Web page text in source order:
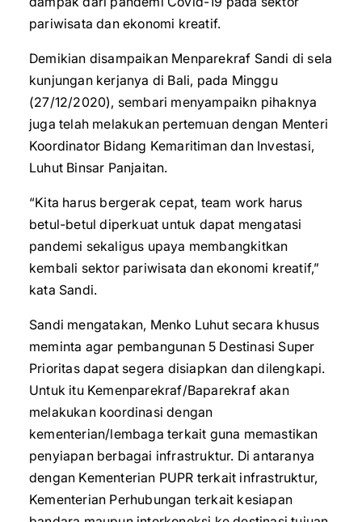
pariwisata dan ekonomi kreatif.
Demikian disampaikan Menparekraf Sandi di sela
kunjungan kerjanya di Bali, pada Minggu
(27/12/2020), sembari menyampaikn pihaknya
juga telah melakukan pertemuan dengan Menteri
Koordinator Bidang Kemaritiman dan Investasi,
Luhut Binsar Panjaitan.
“Kita harus bergerak cepat, team work harus
betul-betul diperkuat untuk dapat mengatasi
pandemi sekaligus upaya membangkitkan
kembali sektor pariwisata dan ekonomi kreatif,”
kata Sandi.
Sandi mengatakan, Menko Luhut secara khusus
meminta agar pembangunan 5 Destinasi Super
Prioritas dapat segera disiapkan dan dilengkapi.
Untuk itu Kemenparekraf/Baparekraf akan
melakukan koordinasi dengan
kementerian/lembaga terkait guna memastikan
penyiapan berbagai infrastruktur. Di antaranya
dengan Kementerian PUPR terkait infrastruktur,
Kementerian Perhubungan terkait kesiapan